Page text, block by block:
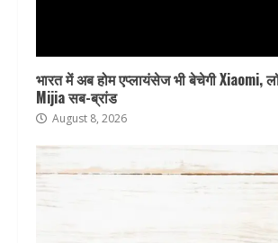
भारत में अब होम एप्लायंसेज भी बेचेगी Xiaomi,
Mijia सब-ब्रांड
August 8, 2026